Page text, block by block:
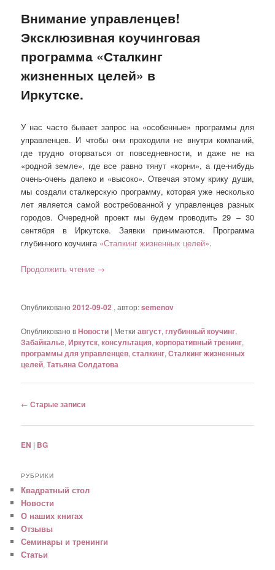
Внимание управленцев!
Эксклюзивная коучинговая
программа «Сталкинг
жизненных целей» в
Иркутске.
У нас часто бывает запрос на «особенные» программы для
управленцев. И чтобы они проходили не внутри компаний,
где трудно оторваться от повседневности, и даже не на
«родной земле», где все равно тянут «корни», а где-нибудь
очень-очень далеко и «высоко». Отвечая этому крику души,
мы создали сталкерскую программу, которая уже несколько
лет является самой востребованной у управленцев разных
городов. Очередной проект мы будем проводить 29 – 30
сентября в Иркутске. Заявки принимаются. Программа
глубинного коучинга «Сталкинг жизненных целей».
Продолжить чтение →
Опубликовано2012-09-02 , автор:semenov
Опубликовано вНовости | Метки август, глубинный коучинг,
Забайкалье,Иркутск,консультация,корпоративный тренинг,
программы для управленцев,сталкинг,Сталкинг жизненных
целей,Татьяна Солдатова
Навигация по постам
← Старые записи
EN | BG
РУБРИКИ
Квадратный стол
Новости
О наших книгах
Отзывы
Семинары и тренинги
Статьи